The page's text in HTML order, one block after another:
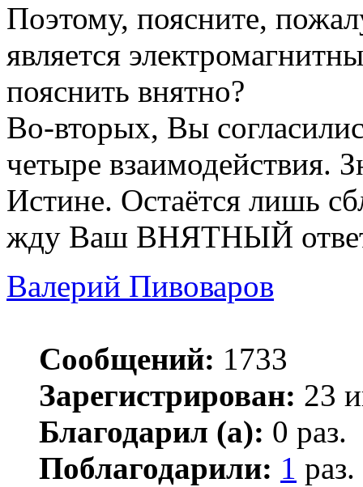
Поэтому, поясните,
является
пояснить внятно?
Во-вторых, Вы
четыре взаимодействия.
Истине. Остаётся лишь
жду Ваш ВНЯТНЫЙ ответ
Валерий Пивоваров
Сообщений: 1733
Зарегистрирован: 23
Благодарил (а): 0 раз.
Поблагодарили: 1 раз.